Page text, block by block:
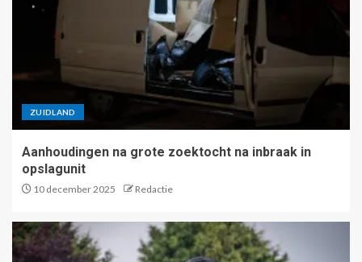
ZUIDLAND
Aanhoudingen na grote zoektocht na inbraak in
opslagunit
10 december 2025 Redactie